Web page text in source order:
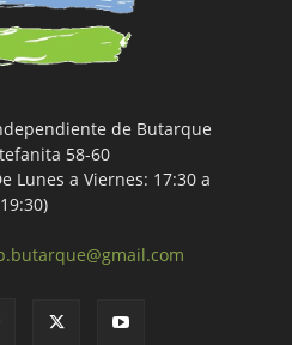
de Butarque
58-60
Lunes a Viernes: 17:30 a
19:30)